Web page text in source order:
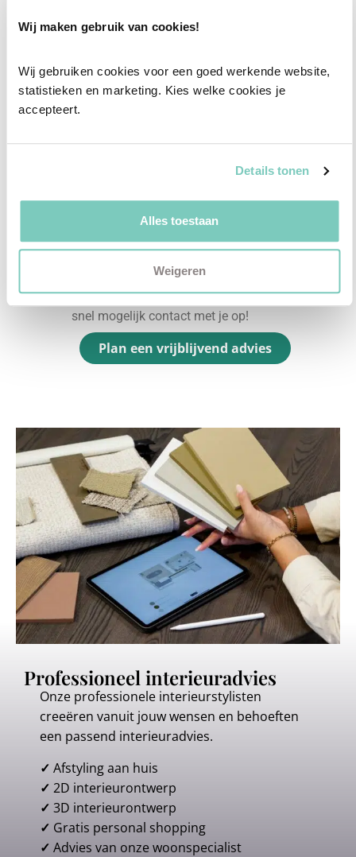
Wij maken gebruik van cookies!
Wij gebruiken cookies voor een goed werkende website,
statistieken en marketing. Kies welke cookies je
accepteert.
Details tonen
Alles toestaan
Weigeren
passend interieuradvies.
Afstyling aan huis
✓ Advies van onze woonspecialist
Ontdek welk advies het beste bij jou past met
een vrijblijvend gesprek in onze showroom.
Vul het formulier hieronder in en wij nemen zo
snel mogelijk contact met je op!
Plan een vrijblijvend advies
Professioneel interieuradvies
Onze professionele interieurstylisten
creeëren vanuit jouw wensen en behoeften
een passend interieuradvies.
✓ Afstyling aan huis
✓ 2D interieurontwerp
✓ 3D interieurontwerp
✓ Gratis personal shopping
✓ Advies van onze woonspecialist